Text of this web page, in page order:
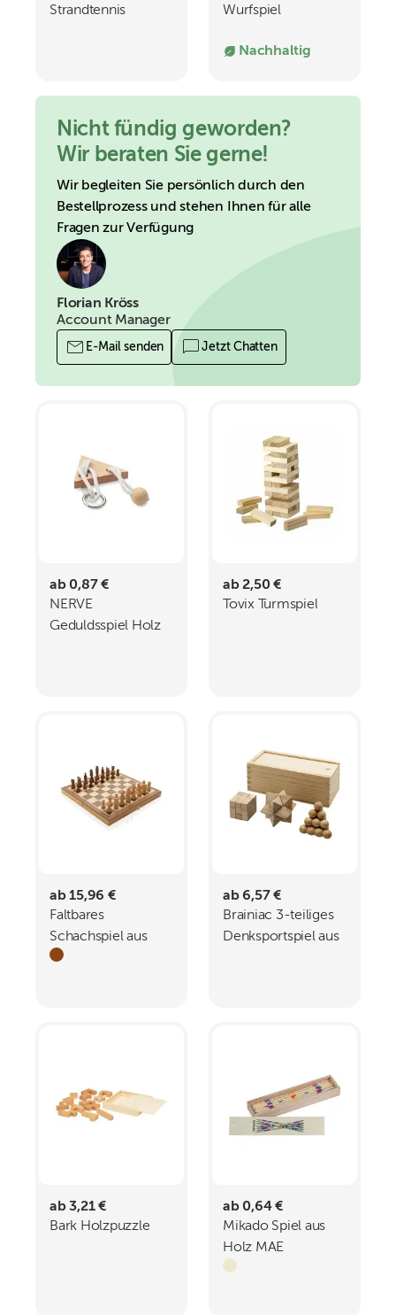
Strandtennis
Wurfspiel
Nachhaltig
Nicht fündig geworden?
Wir beraten Sie gerne!
Wir begleiten Sie persönlich durch den
Bestellprozess und stehen Ihnen für alle
Fragen zur Verfügung
Florian Kröss
Account Manager
E-Mail senden Jetzt Chatten
ab 0,87 €
NERVE
Geduldsspiel Holz
ab 2,50 €
Tovix Turmspiel
ab 15,96 €
Faltbares
Schachspiel aus
Holz
ab 6,57 €
Brainiac 3-teiliges
Denksportspiel aus
ab 3,21 €
Bark Holzpuzzle
ab 0,64 €
Mikado Spiel aus
Holz MAE